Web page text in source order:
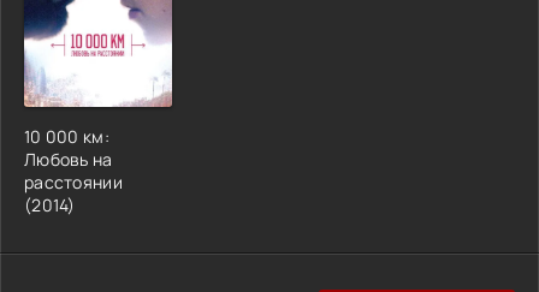
10 000 км:
Любовь на
расстоянии
(2014)